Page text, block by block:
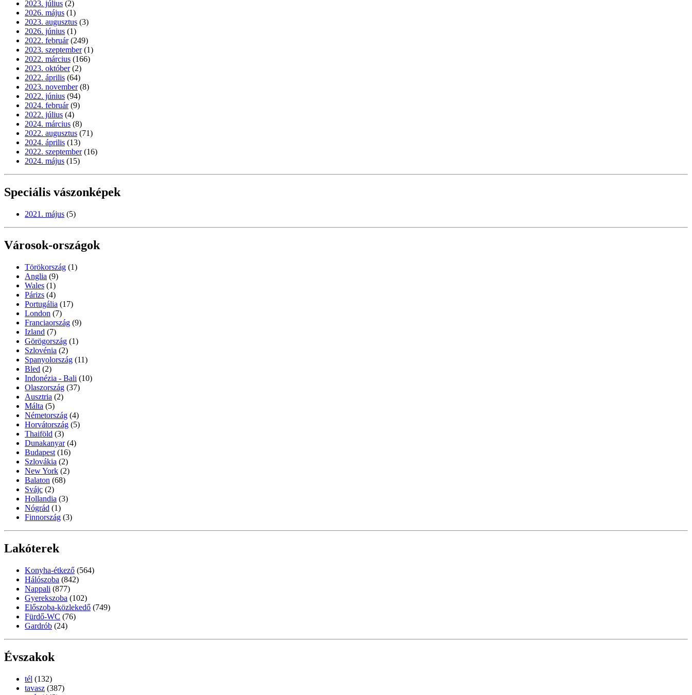
2023. július (2)
2026. május (1)
2023. augusztus (3)
2026. június (1)
2022. február (249)
2023. szeptember (1)
2022. március (166)
2023. október (2)
2022. április (64)
2023. november (8)
2022. június (94)
2024. február (9)
2022. július (4)
2024. március (8)
2022. augusztus (71)
2024. április (13)
2022. szeptember (16)
2024. május (15)
Speciális vászonképek
2021. május (5)
Városok-országok
Törökország (1)
Anglia (9)
Wales (1)
Párizs (4)
Portugália (17)
London (7)
Franciaország (9)
Izland (7)
Görögország (1)
Szlovénia (2)
Spanyolország (11)
Bled (2)
Indonézia - Bali (10)
Olaszország (37)
Ausztria (2)
Málta (5)
Németország (4)
Horvátország (5)
Thaiföld (3)
Dunakanyar (4)
Budapest (16)
Szlovákia (2)
New York (2)
Balaton (68)
Svájc (2)
Hollandia (3)
Nógrád (1)
Finnország (3)
Lakóterek
Konyha-étkező (564)
Hálószoba (842)
Nappali (877)
Gyerekszoba (102)
Előszoba-közlekedő (749)
Fürdő-WC (76)
Gardrób (24)
Évszakok
tél (132)
tavasz (387)